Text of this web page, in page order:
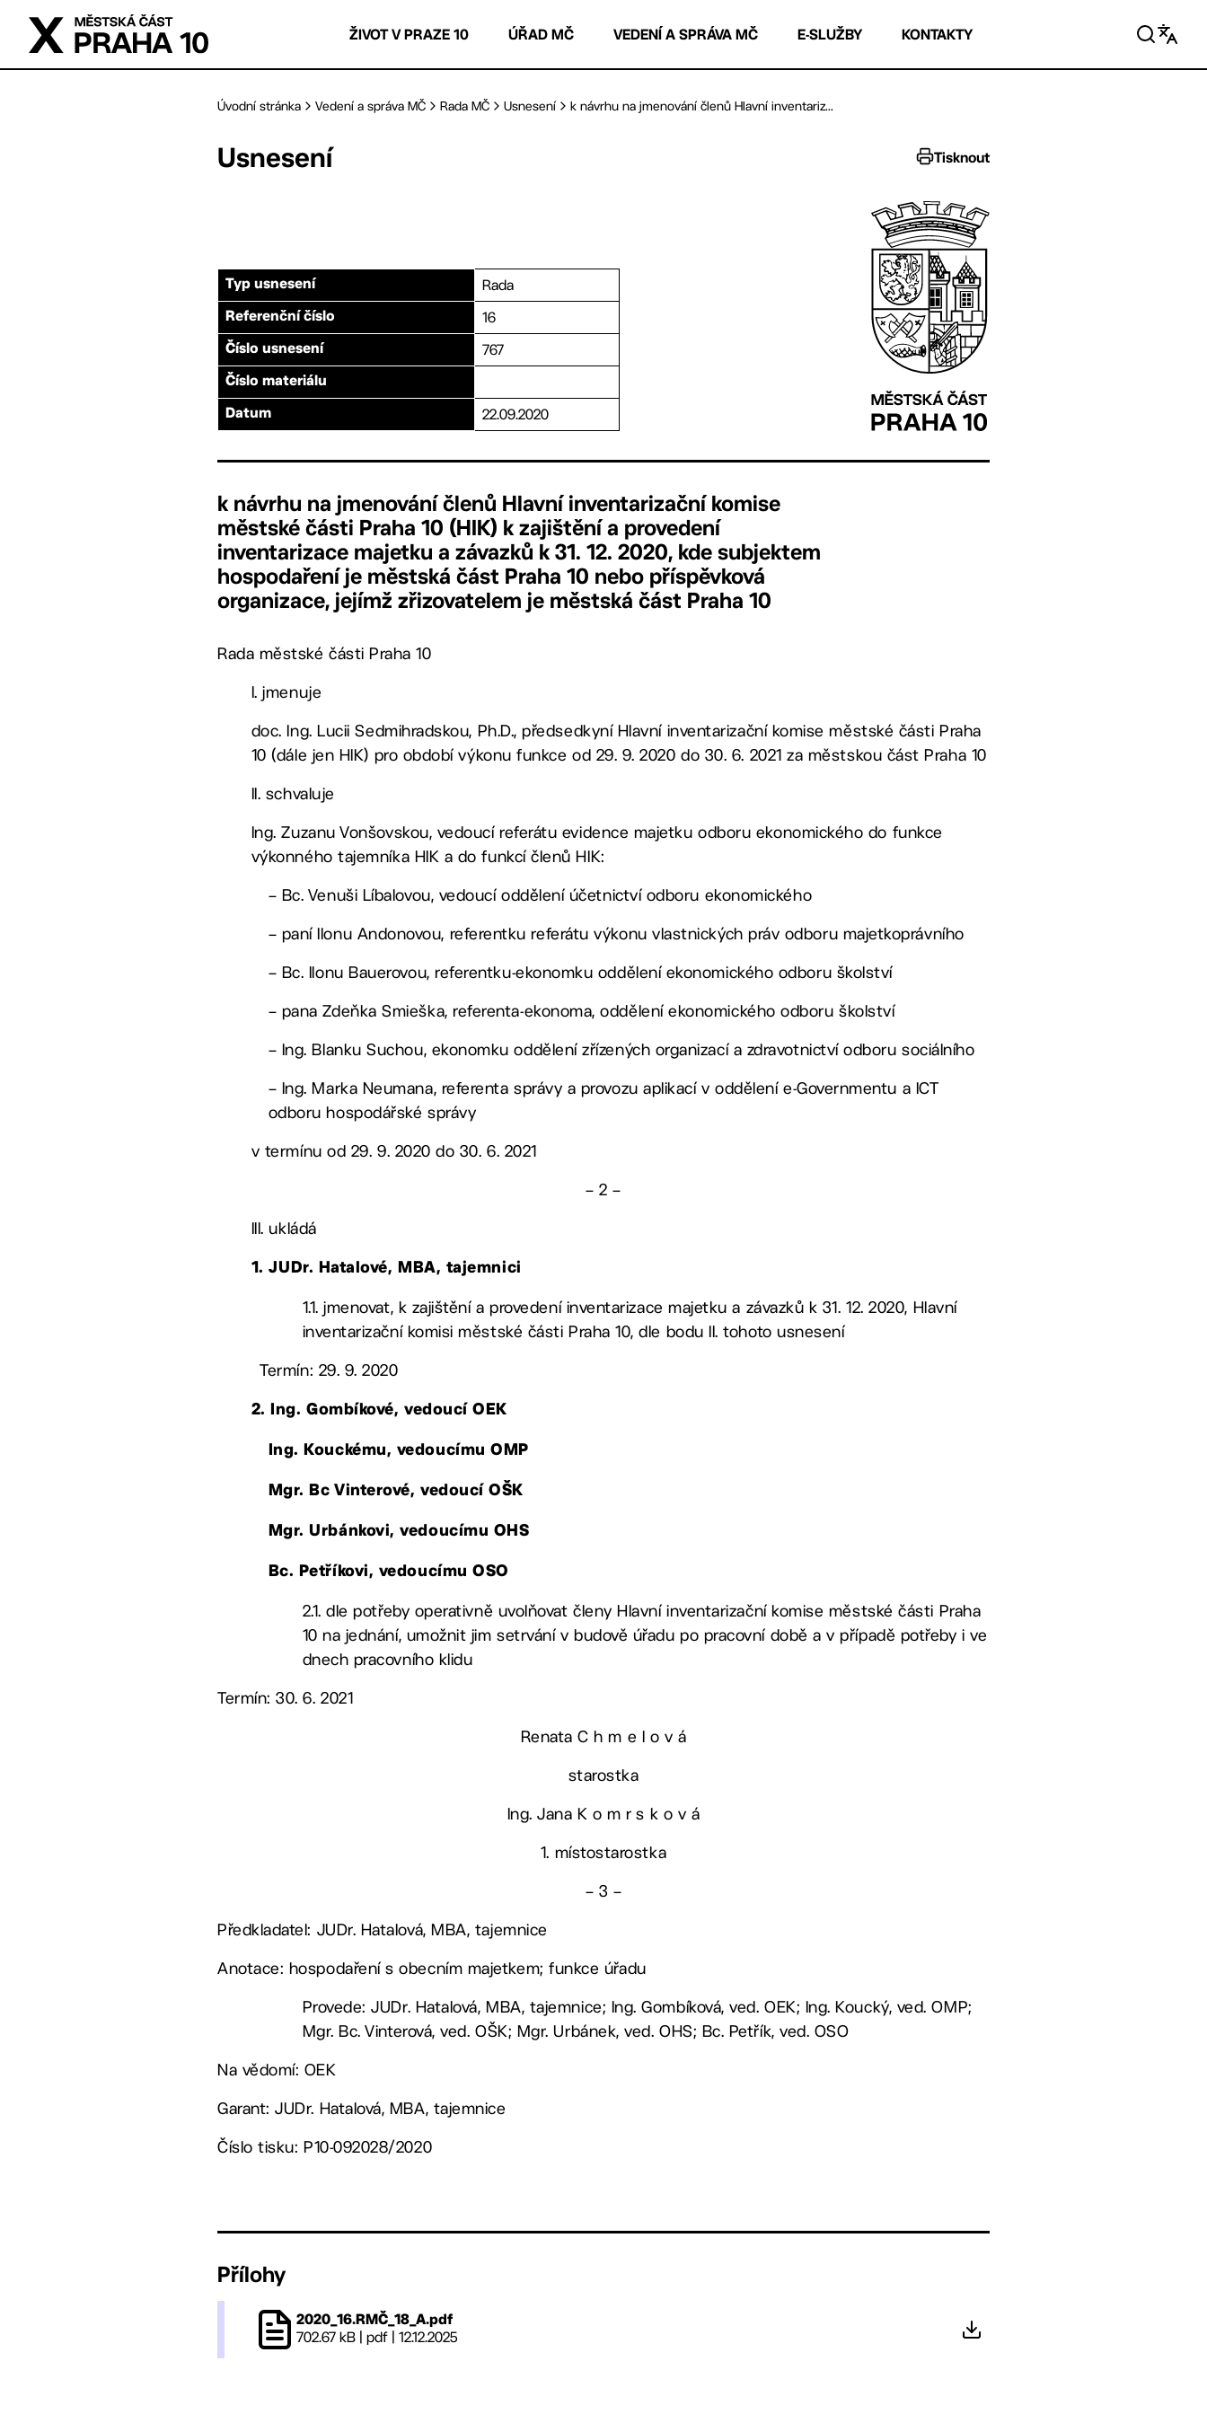
Přejít na hlavní obsah
ŽIVOT V PRAZE 10 ÚŘAD MČ VEDENÍ A SPRÁVA MČ E-SLUŽBY KONTAKTY
Úvodní stránka Vedení a správa MČ Rada MČ Usnesení k návrhu na jmenování členů Hlavní inventariz...
Usnesení Tisknout
Typ usnesení Rada
Referenční číslo 16
Číslo usnesení 767
Číslo materiálu
Datum 22.09.2020
k návrhu na jmenování členů Hlavní inventarizační komise
městské části Praha 10 (HIK) k zajištění a provedení
inventarizace majetku a závazků k 31. 12. 2020, kde subjektem
hospodaření je městská část Praha 10 nebo příspěvková
organizace, jejímž zřizovatelem je městská část Praha 10
Rada městské části Praha 10
I. jmenuje
doc. Ing. Lucii Sedmihradskou, Ph.D., předsedkyní Hlavní inventarizační komise městské části Praha
10 (dále jen HIK) pro období výkonu funkce od 29. 9. 2020 do 30. 6. 2021 za městskou část Praha 10
II. schvaluje
Ing. Zuzanu Vonšovskou, vedoucí referátu evidence majetku odboru ekonomického do funkce
výkonného tajemníka HIK a do funkcí členů HIK:
– Bc. Venuši Líbalovou, vedoucí oddělení účetnictví odboru ekonomického
– paní Ilonu Andonovou, referentku referátu výkonu vlastnických práv odboru majetkoprávního
– Bc. Ilonu Bauerovou, referentku-ekonomku oddělení ekonomického odboru školství
– pana Zdeňka Smieška, referenta-ekonoma, oddělení ekonomického odboru školství
– Ing. Blanku Suchou, ekonomku oddělení zřízených organizací a zdravotnictví odboru sociálního
– Ing. Marka Neumana, referenta správy a provozu aplikací v oddělení e-Governmentu a ICT
odboru hospodářské správy
v termínu od 29. 9. 2020 do 30. 6. 2021
– 2 –
III. ukládá
1. JUDr. Hatalové, MBA, tajemnici
1.1. jmenovat, k zajištění a provedení inventarizace majetku a závazků k 31. 12. 2020, Hlavní
inventarizační komisi městské části Praha 10, dle bodu II. tohoto usnesení
Termín: 29. 9. 2020
2. Ing. Gombíkové, vedoucí OEK
Ing. Kouckému, vedoucímu OMP
Mgr. Bc Vinterové, vedoucí OŠK
Mgr. Urbánkovi, vedoucímu OHS
Bc. Petříkovi, vedoucímu OSO
2.1. dle potřeby operativně uvolňovat členy Hlavní inventarizační komise městské části Praha
10 na jednání, umožnit jim setrvání v budově úřadu po pracovní době a v případě potřeby i ve
dnech pracovního klidu
Termín: 30. 6. 2021
Renata C h m e l o v á
starostka
Ing. Jana K o m r s k o v á
1. místostarostka
– 3 –
Předkladatel: JUDr. Hatalová, MBA, tajemnice
Anotace: hospodaření s obecním majetkem; funkce úřadu
Provede: JUDr. Hatalová, MBA, tajemnice; Ing. Gombíková, ved. OEK; Ing. Koucký, ved. OMP;
Mgr. Bc. Vinterová, ved. OŠK; Mgr. Urbánek, ved. OHS; Bc. Petřík, ved. OSO
Na vědomí: OEK
Garant: JUDr. Hatalová, MBA, tajemnice
Číslo tisku: P10-092028/2020
Přílohy
2020_16.RMČ_18_A.pdf
702.67 kB | pdf | 12.12.2025